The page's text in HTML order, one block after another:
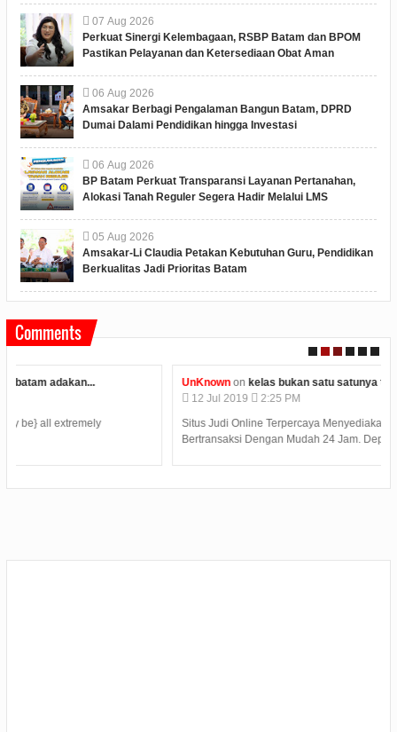
07 Aug 2026
Perkuat Sinergi Kelembagaan, RSBP Batam dan BPOM
Pastikan Pelayanan dan Ketersediaan Obat Aman
06 Aug 2026
Amsakar Berbagi Pengalaman Bangun Batam, DPRD
Dumai Dalami Pendidikan hingga Investasi
06 Aug 2026
BP Batam Perkuat Transparansi Layanan Pertanahan,
Alokasi Tanah Reguler Segera Hadir Melalui LMS
05 Aug 2026
Amsakar-Li Claudia Petakan Kebutuhan Guru, Pendidikan
Berkualitas Jadi Prioritas Batam
Comments
UnKnownonkelas bukan satu satunya tempat belajar...
Situs Judi Online Terpercaya Menyediakan Kemudahan Dalam
Bertransaksi Dengan Mudah 24 Jam. Deposit T...